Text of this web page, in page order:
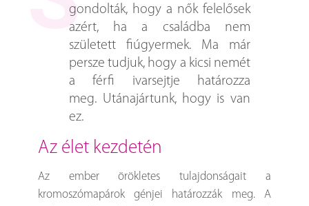
gondolták, hogy a nők felelősek
azért, ha a családba nem
született fiúgyermek. Ma már
persze tudjuk, hogy a kicsi nemét
a férfi ivarsejtje határozza
meg. Utánajártunk, hogy is van
ez.
az élet kezdetén
Az ember örökletes tulajdonságait a
kromoszómapárok génjei határozzák meg. A